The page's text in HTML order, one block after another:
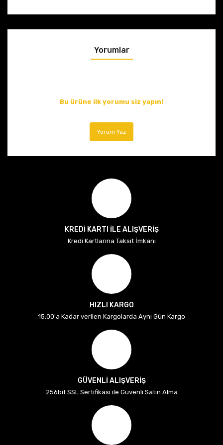
Yorumlar
Bu ürüne ilk yorumu siz yapın!
Yorum Yaz
KREDİ KARTI İLE ALIŞVERİŞ
Kredi Kartlarına Taksit İmkanı
HIZLI KARGO
15:00'a Kadar verilen Kargolarda Aynı Gün Kargo
GÜVENLİ ALIŞVERİŞ
256bit SSL Sertifikası ile Güvenli Satın Alma